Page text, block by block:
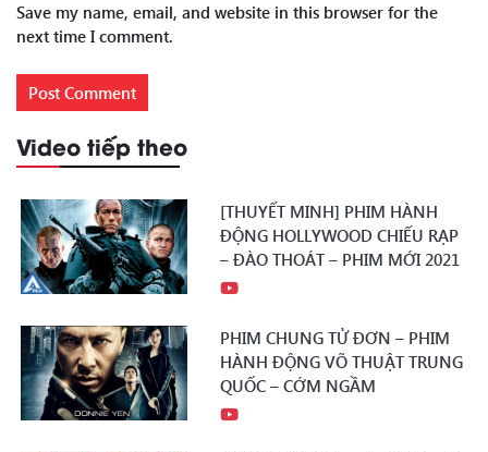
Save my name, email, and website in this browser for the
next time I comment.
Video tiếp theo
[THUYẾT MINH] PHIM HÀNH
ĐỘNG HOLLYWOOD CHIẾU RẠP
– ĐÀO THOÁT – PHIM MỚI 2021
PHIM CHUNG TỬ ĐƠN – PHIM
HÀNH ĐỘNG VÕ THUẬT TRUNG
QUỐC – CỚM NGẦM